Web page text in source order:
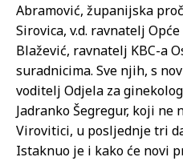
Abramović, županijska
Sirovica, v.d. ravnatelj
Blažević, ravnatelj KBC-a
suradnicima. Sve njih, s
voditelj Odjela za
Jadranko Šegregur, koji ne
Virovitici, u posljednje tri
Istaknuo je i kako će novi